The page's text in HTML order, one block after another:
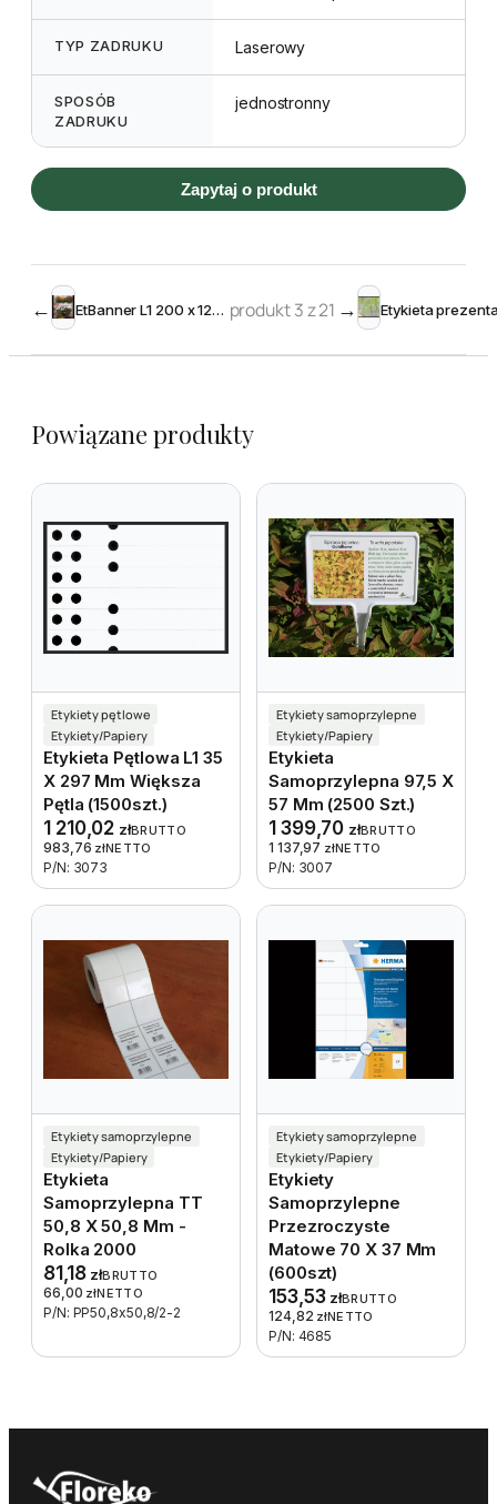
TYP ZADRUKU Laserowy
SPOSÓB
ZADRUKU
jednostronny
Zapytaj o produkt
← EtBanner L1 200 x 1200 mm, dwustronny produkt 3 z 21 →
Powiązane produkty
Etykiety pętlowe
Etykiety/Papiery
Etykieta Pętlowa L1 35
X 297 Mm Większa
Pętla (1500szt.)
1 210,02 złBRUTTO
983,76 złNETTO
P/N: 3073
Etykiety samoprzylepne
Etykiety/Papiery
Etykieta
Samoprzylepna 97,5 X
57 Mm (2500 Szt.)
1 399,70 złBRUTTO
1 137,97 złNETTO
P/N: 3007
Etykiety samoprzylepne
Etykiety/Papiery
Etykieta
Samoprzylepna TT
50,8 X 50,8 Mm -
Rolka 2000
81,18 złBRUTTO
66,00 złNETTO
P/N: PP50,8x50,8/2-2
Etykiety samoprzylepne
Etykiety/Papiery
Etykiety
Samoprzylepne
Przezroczyste
Matowe 70 X 37 Mm
(600szt)
153,53 złBRUTTO
124,82 złNETTO
P/N: 4685